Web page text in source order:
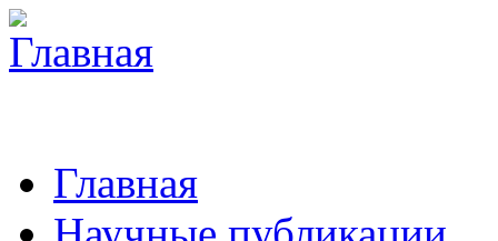
Главная